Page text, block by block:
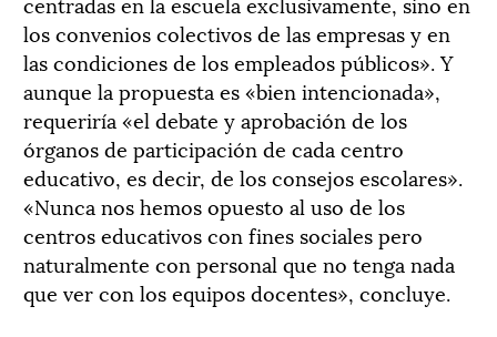
los convenios colectivos de las empresas y en
las condiciones de los empleados públicos». Y
aunque la propuesta es «bien intencionada»,
requeriría «el debate y aprobación de los
órganos de participación de cada centro
educativo, es decir, de los consejos escolares».
«Nunca nos hemos opuesto al uso de los
centros educativos con fines sociales pero
naturalmente con personal que no tenga nada
que ver con los equipos docentes», concluye.